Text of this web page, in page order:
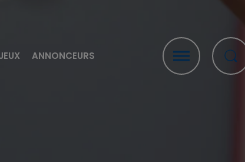
ANNONCEURS